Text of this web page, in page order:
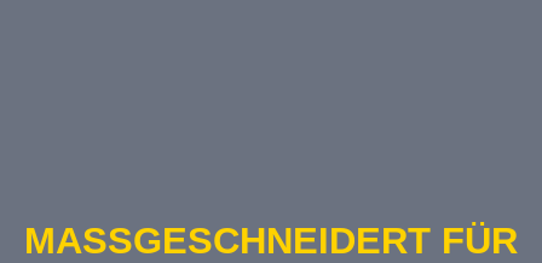
MASSGESCHNEIDERT FÜR S